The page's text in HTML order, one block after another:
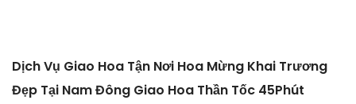
Dịch Vụ Giao Hoa Tận Nơi Hoa Mừng Khai Trương
Đẹp Tại Nam Đông Giao Hoa Thần Tốc 45Phút